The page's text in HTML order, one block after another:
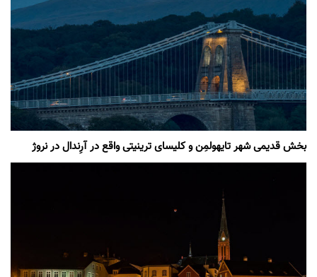
بخش قدیمی شهر تایهولمِن و کلیسای ترینیتی واقع در آرِندال در نروژ